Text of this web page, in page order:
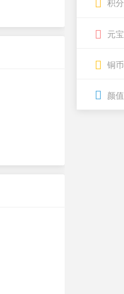
积分
元宝
铜币
颜值